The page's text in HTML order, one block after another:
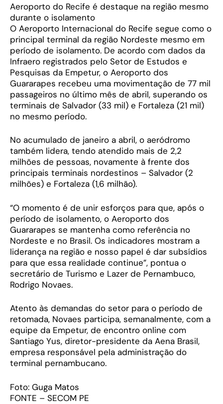
Aeroporto do Recife é destaque na região mesmo
durante o isolamento
O Aeroporto Internacional do Recife segue como o
principal terminal da região Nordeste mesmo em
período de isolamento. De acordo com dados da
Infraero registrados pelo Setor de Estudos e
Pesquisas da Empetur, o Aeroporto dos
Guararapes recebeu uma movimentação de 77 mil
passageiros no último mês de abril, superando os
terminais de Salvador (33 mil) e Fortaleza (21 mil)
no mesmo período.
No acumulado de janeiro a abril, o aeródromo
também lidera, tendo atendido mais de 2,2
milhões de pessoas, novamente à frente dos
principais terminais nordestinos – Salvador (2
milhões) e Fortaleza (1,6 milhão).
“O momento é de unir esforços para que, após o
período de isolamento, o Aeroporto dos
Guararapes se mantenha como referência no
Nordeste e no Brasil. Os indicadores mostram a
liderança na região e nosso papel é dar subsídios
para que essa realidade continue”, pontua o
secretário de Turismo e Lazer de Pernambuco,
Rodrigo Novaes.
Atento às demandas do setor para o período de
retomada, Novaes participa, semanalmente, com a
equipe da Empetur, de encontro online com
Santiago Yus, diretor-presidente da Aena Brasil,
empresa responsável pela administração do
terminal pernambucano.
Foto: Guga Matos
FONTE – SECOM PE